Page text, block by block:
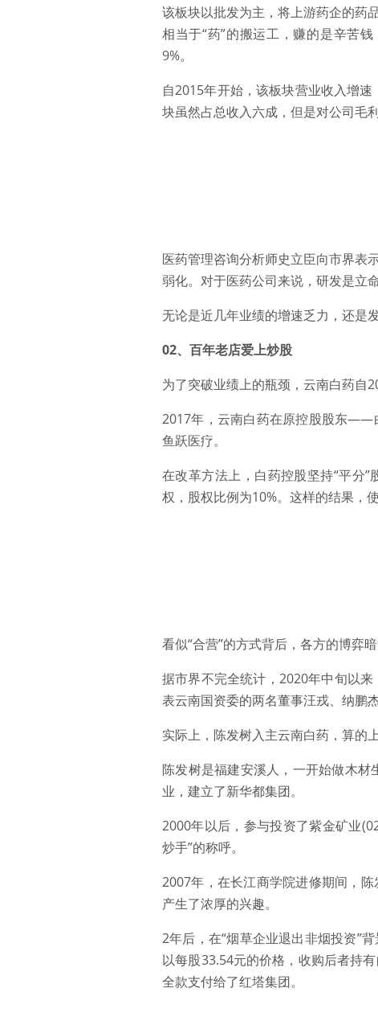
该板块以批发为主，将上游药企的药
相当于“药”的搬运工，赚的是辛苦
9%。
自2015年开始，该板块营业收入增
块虽然占总收入六成，但是对公司毛
医药管理咨询分析师史立臣向市界表
弱化。对于医药公司来说，研发是立
无论是近几年业绩的增速乏力，还是
02、百年老店爱上炒股
为了突破业绩上的瓶颈，云南白药自
2017年，云南白药在原控股股东——
鱼跃医疗。
在改革方法上，白药控股坚持“平分
权，股权比例为10%。这样的结果，
看似“合营”的方式背后，各方的博弈暗
据市界不完全统计，2020年中旬以
表云南国资委的两名董事汪戎、纳鹏
实际上，陈发树入主云南白药，算的
陈发树是福建安溪人，一开始做木
业，建立了新华都集团。
2000年以后，参与投资了紫金矿业
炒手”的称呼。
2007年，在长江商学院进修期间，
产生了浓厚的兴趣。
2年后，在“烟草企业退出非烟投资”
以每股33.54元的价格，收购后者持
全款支付给了红塔集团。